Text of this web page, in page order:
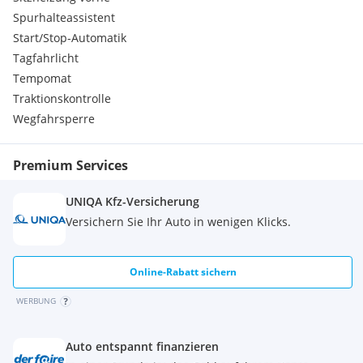
2 hinten)
8 Lautsprecher
Bluetooth
Navigation
Apple CarplayTM/Android AutoTM
MG iSMART
Remote Control App
Steuerung der Klimaautomatik über App
Online-Musik (Abonnement erforderlich)
Verkehrsnavigation in Echtzeit
Schlüsselloser Start
Parkassistenten
Parksensoren hinten
Sitze
Spurhalteassistent
Start/Stop-Automatik
Tagfahrlicht
Tempomat
Traktionskontrolle
Wegfahrsperre
Premium Services
UNIQA Kfz-Versicherung
Versichern Sie Ihr Auto in wenigen Klicks.
Online-Rabatt sichern
WERBUNG
Auto entspannt finanzieren